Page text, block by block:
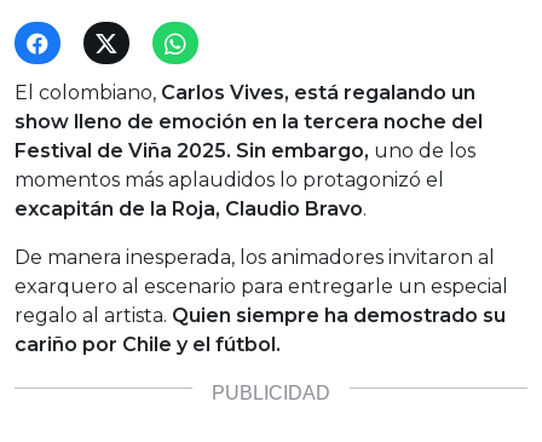
El colombiano, Carlos Vives, está regalando un
show lleno de emoción en la tercera noche del
Festival de Viña 2025. Sin embargo, uno de los
momentos más aplaudidos lo protagonizó el
excapitán de la Roja, Claudio Bravo.
De manera inesperada, los animadores invitaron al
exarquero al escenario para entregarle un especial
regalo al artista. Quien siempre ha demostrado su
cariño por Chile y el fútbol.